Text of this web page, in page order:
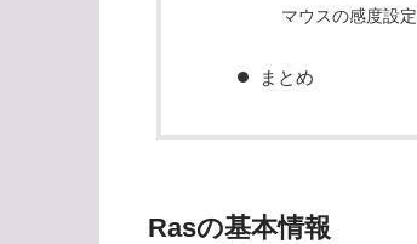
マウスの感度設定
まとめ
Rasの基本情報